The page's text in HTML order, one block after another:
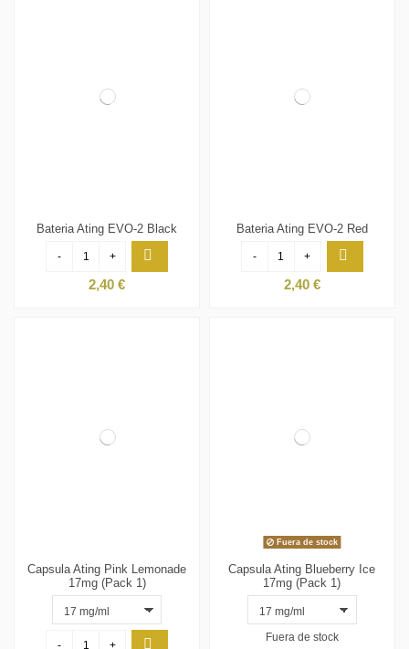
Bateria Ating EVO-2 Black
- +
2,40 €
Bateria Ating EVO-2 Red
- +
2,40 €
Capsula Ating Pink Lemonade
17mg (Pack 1)
- +
Fuera de stock
Capsula Ating Blueberry Ice
17mg (Pack 1)
Fuera de stock